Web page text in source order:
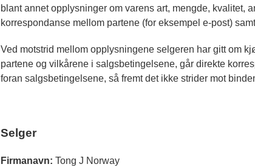
blant annet opplysninger om varens art, mengde, kvalitet,
korrespondanse mellom partene (for eksempel e-post)
Ved motstrid mellom opplysningene selgeren har gitt om
partene og vilkårene i salgsbetingelsene, går direkte
foran salgsbetingelsene, så fremt det ikke strider mot
Selger
Firmanavn: Tong J Norway